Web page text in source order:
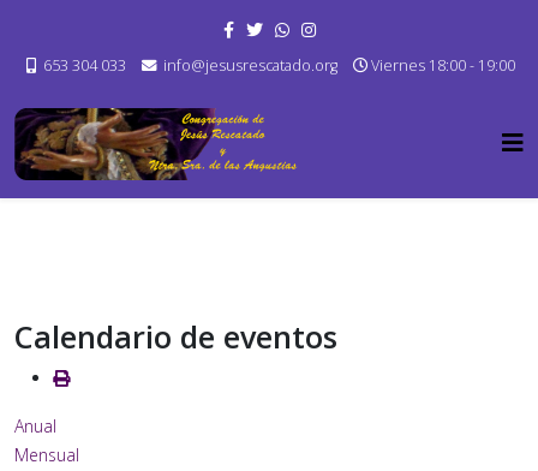
653 304 033 info@jesusrescatado.org Viernes 18:00 - 19:00
Calendario de eventos
Anual
Mensual